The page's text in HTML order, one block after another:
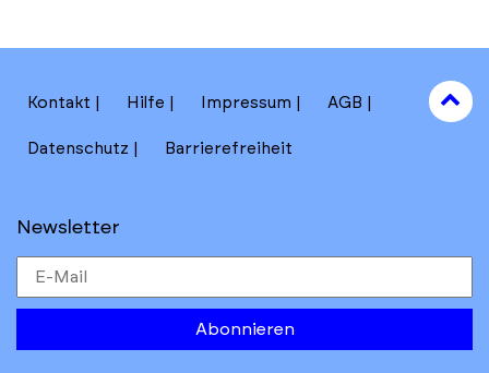
Kontakt Hilfe Impressum AGB
Datenschutz Barrierefreiheit
Newsletter
Abonnieren
to
top